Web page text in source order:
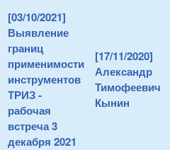
[03/10/2021]
Выявление
границ
применимости
инструментов
ТРИЗ -
рабочая
встреча 3
декабря 2021
[17/11/2020]
Александр
Тимофеевич
Кынин